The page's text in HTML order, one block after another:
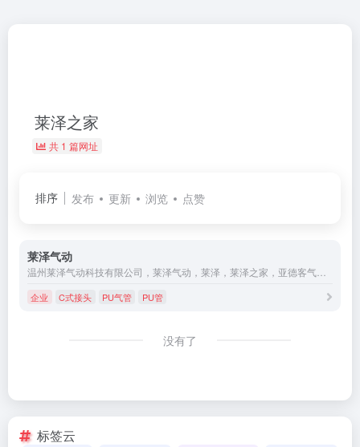
莱泽之家
共 1 篇网址
排序 发布 更新 浏览 点赞
莱泽气动
企业 C式接头 PU气管 PU管
没有了
标签云